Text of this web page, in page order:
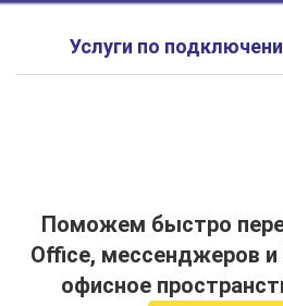
Услуги по
Поможем быстро
Office, мессенджеров и
офисное